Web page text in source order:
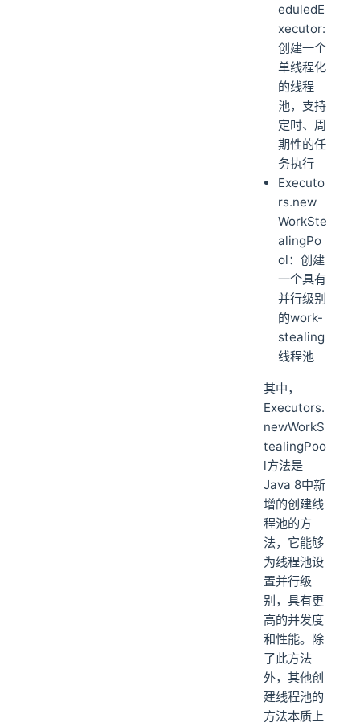
eduledE
xecutor:
创建一个
单线程化
的线程
池，支持
定时、周
期性的任
务执行
Executo
rs.new
WorkSte
alingPo
ol：创建
一个具有
并行级别
的work-
stealing
线程池
其中，
Executors.
newWorkS
tealingPoo
l方法是
Java 8中新
增的创建线
程池的方
法，它能够
为线程池设
置并行级
别，具有更
高的并发度
和性能。除
了此方法
外，其他创
建线程池的
方法本质上